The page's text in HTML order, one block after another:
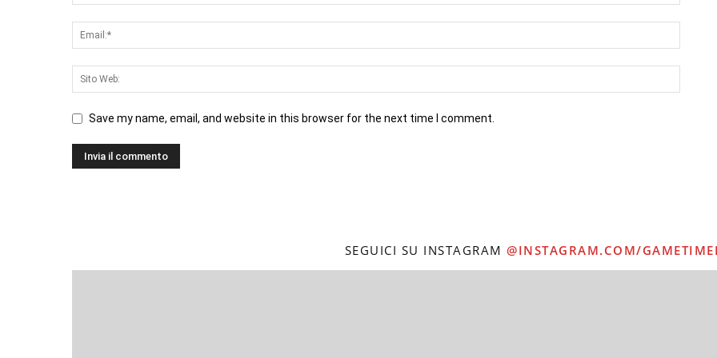
Save my name, email, and website in this browser for the next time I comment.
SEGUICI SU INSTAGRAM @INSTAGRAM.COM/